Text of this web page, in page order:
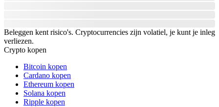
Beleggen kent risico's. Cryptocurrencies zijn volatiel, je kunt je inleg
verliezen.
Crypto kopen
Bitcoin kopen
Cardano kopen
Ethereum kopen
Solana kopen
Ripple kopen